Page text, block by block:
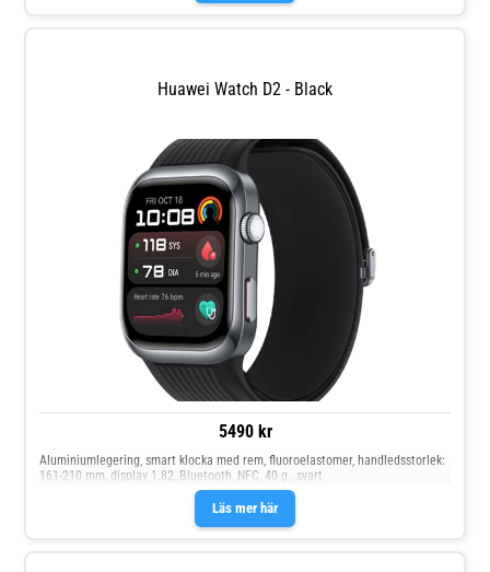
Huawei Watch D2 - Black
5490 kr
Läs mer här
Aluminiumlegering, smart klocka med rem, fluoroelastomer, handledsstorlek:
161-210 mm, display 1.82, Bluetooth, NFC, 40 g , svart